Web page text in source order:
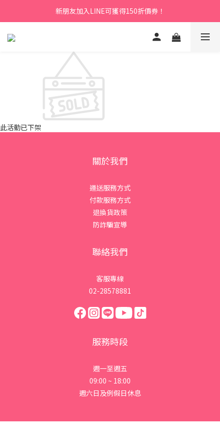
新朋友加入LINE可獲得150折價券！
此活動已下架
關於我們
運送服務方式
付款服務方式
退換貨政策
防詐騙宣導
聯絡我們
客服專線
02-28578881
服務時段
週一至週五
09:00 ~ 18:00
週六日及例假日休息